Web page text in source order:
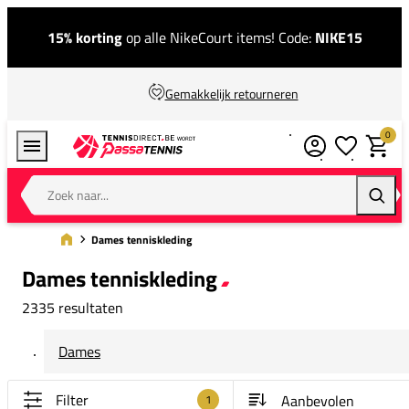
15% kortingop alle NikeCourt items! Code: NIKE15
Gemakkelijk retourneren
Zoek naar...
0
Dames tenniskleding
Dames tenniskleding
2335 resultaten
Dames
Filter 1